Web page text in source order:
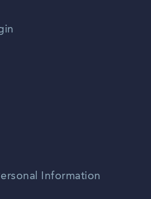
Information